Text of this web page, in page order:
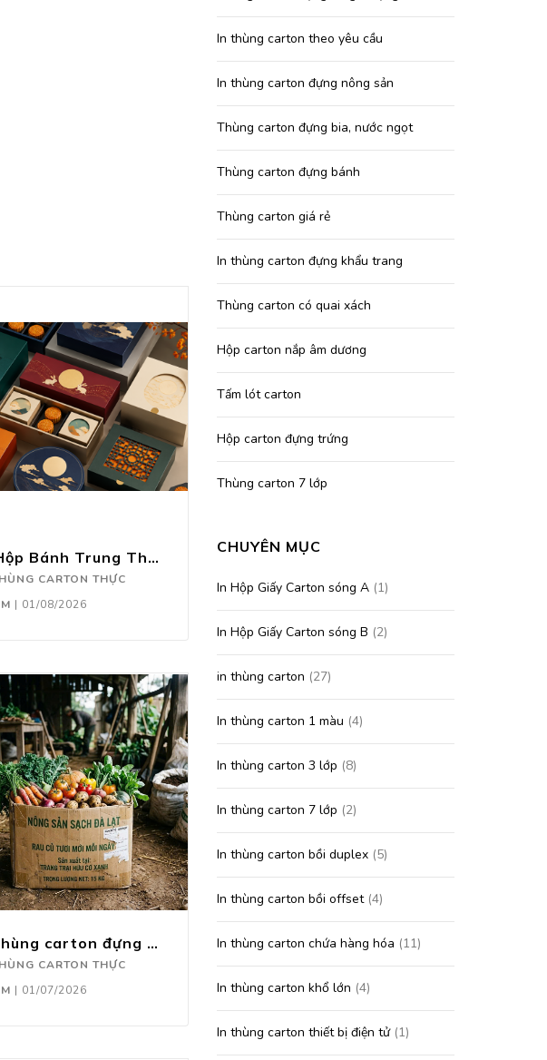
In Hộp Bánh Trung Thu 2026
CARTON THỰC
| 01/08/2026
In thùng carton đựng nông sản
CARTON THỰC
| 01/07/2026
In thùng carton theo yêu cầu
In thùng carton đựng nông sản
Thùng carton đựng bia, nước ngọt
Thùng carton đựng bánh
Thùng carton giá rẻ
In thùng carton đựng khẩu trang
Thùng carton có quai xách
Hộp carton nắp âm dương
Tấm lót carton
Hộp carton đựng trứng
Thùng carton 7 lớp
CHUYÊN MỤC
In Hộp Giấy Carton sóng A(1)
In Hộp Giấy Carton sóng B (2)
in thùng carton (27)
In thùng carton 1 màu (4)
In thùng carton 3 lớp (8)
In thùng carton 7 lớp (2)
In thùng carton bồi duplex(5)
In thùng carton bồi offset(4)
In thùng carton chứa hàng hóa (11)
In thùng carton khổ lớn (4)
In thùng carton thiết bị điện tử(1)